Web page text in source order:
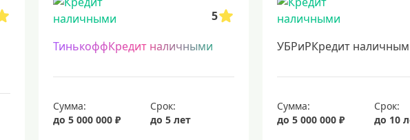
5
ТинькоффКредит наличными
Сумма:
до 5 000 000 ₽
Срок:
до 5 лет
УБРиРКредит
Сумма:
до 5 000 000 ₽
Срок:
до 10